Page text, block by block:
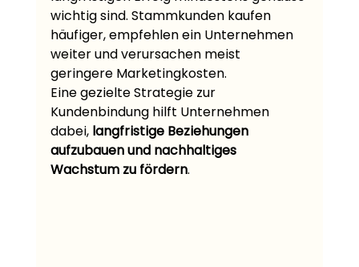
wichtig sind. Stammkunden kaufen
häufiger, empfehlen ein Unternehmen
weiter und verursachen meist
geringere Marketingkosten.
Eine gezielte Strategie zur
Kundenbindung hilft Unternehmen
dabei, langfristige Beziehungen
aufzubauen und nachhaltiges
Wachstum zu fördern.